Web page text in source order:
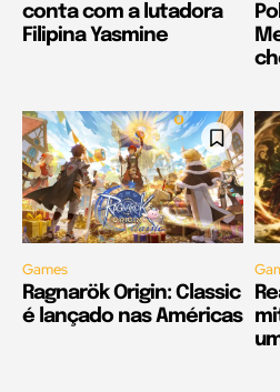
conta com a lutadora
Filipina Yasmine
Games
Ragnarök Origin: Classic
é lançado nas Américas